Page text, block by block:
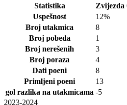
Statistika
Zvijezda
Uspešnost
12%
Broj utakmica
8
Broj pobeda
1
Broj nerešenih
3
Broj poraza
4
Dati poeni
8
Primljeni poeni
13
gol razlika na utakmicama -5
2023-2024